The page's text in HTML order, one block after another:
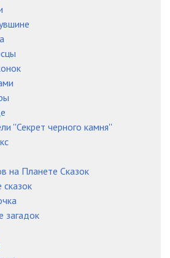
''Секрет черного камня''
на Планете Сказок
сказок
загадок